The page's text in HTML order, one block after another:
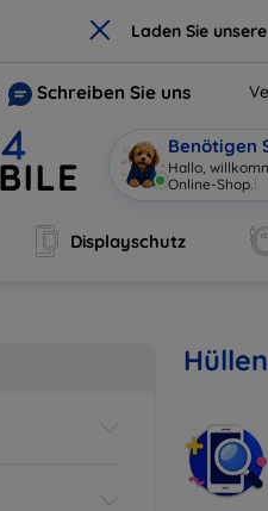
× Laden Sie
Schreiben Sie uns
Benötigen
Hallo,
Displayschutz